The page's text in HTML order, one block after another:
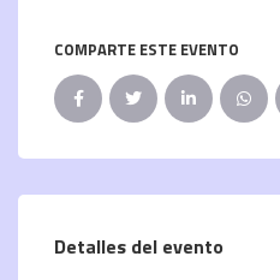
COMPARTE ESTE EVENTO
Detalles del evento